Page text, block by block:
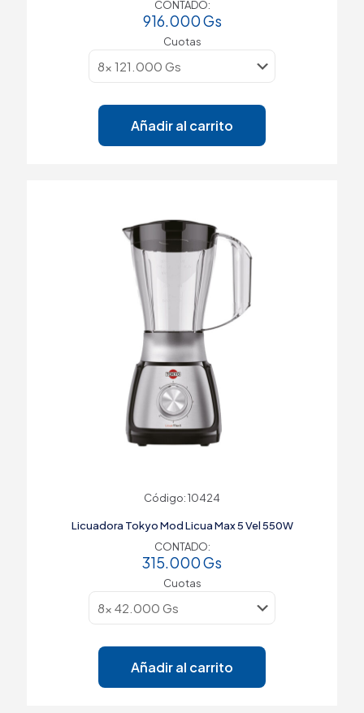
CONTADO:
916.000Gs
Cuotas
Añadir al carrito
Código: 10424
Licuadora Tokyo Mod Licua Max 5 Vel 550W
CONTADO:
315.000Gs
Cuotas
Añadir al carrito